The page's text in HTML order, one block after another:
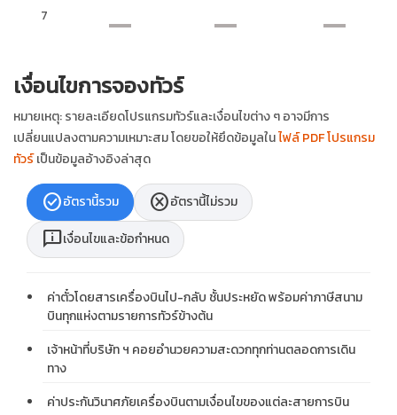
7
เงื่อนไขการจองทัวร์
หมายเหตุ: รายละเอียดโปรแกรมทัวร์และเงื่อนไขต่าง ๆ อาจมีการ
เปลี่ยนแปลงตามความเหมาะสม โดยขอให้ยึดข้อมูลในไฟล์ PDF โปรแกรม
ทัวร์เป็นข้อมูลอ้างอิงล่าสุด
check_circleอัตรานี้รวม cancelอัตรานี้ไม่รวม
chat_infoเงื่อนไขและข้อกำหนด
ค่าตั๋วโดยสารเครื่องบินไป-กลับ ชั้นประหยัด พร้อมค่าภาษีสนาม
บินทุกแห่งตามรายการทัวร์ข้างต้น
เจ้าหน้าที่บริษัท ฯ คอยอำนวยความสะดวกทุกท่านตลอดการเดิน
ทาง
ค่าประกันวินาศภัยเครื่องบินตามเงื่อนไขของแต่ละสายการบิน